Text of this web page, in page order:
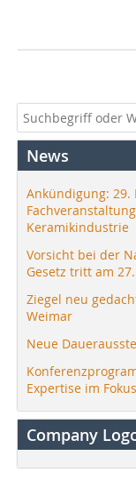
News
Ankündigung: 29.
Keramikindustrie
Vorsicht bei der
Gesetz tritt am
Ziegel neu gedacht
Weimar
Neue
Expertise im Fokus
Company